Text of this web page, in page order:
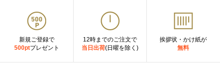
新規ご登録で
500ptプレゼント
12時までのご注文で
当日出荷(日曜を除く)
挨拶状・かけ紙が
無料